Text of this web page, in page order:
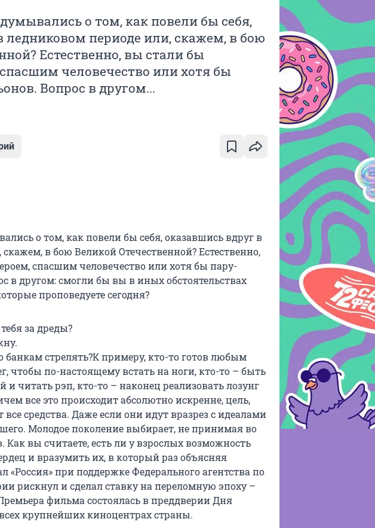
о том, как повели бы себя,
ледниковом периоде или, скажем, в бою
Естественно, вы стали бы
человечество или хотя бы
Вопрос в другом...
о том, как повели бы себя, оказавшись вдруг в
в бою Великой Отечественной? Естественно,
спасшим человечество или хотя бы пару-
в другом: смогли бы вы в иных обстоятельствах
проповедуете сегодня?
за дреды?
банкам стрелять?К примеру, кто-то готов любым
чтобы по-настоящему встать на ноги, кто-то – быть
и читать рэп, кто-то – наконец реализовать лозунг
все это происходит абсолютно искренне, цель,
средства. Даже если они идут вразрез с идеалами
Молодое поколение выбирает, не принимая во
вы считаете, есть ли у взрослых возможность
и вразумить их, в который раз объясняя
при поддержке Федерального агентства по
рискнул и сделал ставку на переломную эпоху –
фильма состоялась в преддверии Дня
крупнейших киноцентрах страны.